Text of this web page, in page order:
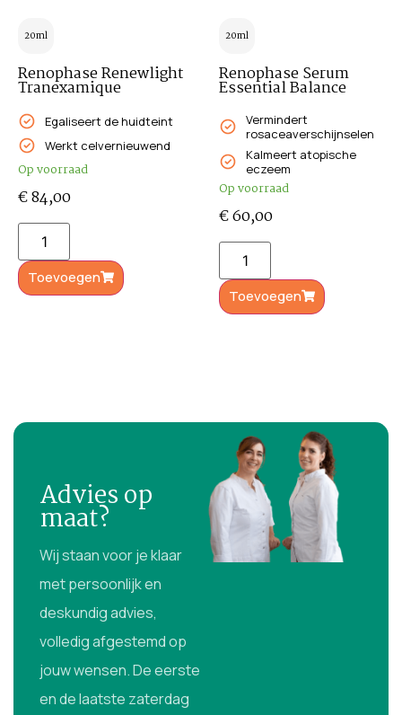
20ml
Renophase Renewlight
Tranexamique
Egaliseert de huidteint
Werkt celvernieuwend
Op voorraad
€84,00
Toevoegen
20ml
Renophase Serum
Essential Balance
Vermindert
rosaceaverschijnselen
Kalmeert atopische
eczeem
Op voorraad
€60,00
Toevoegen
Advies op
maat?
Wij staan voor je klaar
met persoonlijk en
deskundig advies,
volledig afgestemd op
jouw wensen. De eerste
en de laatste zaterdag